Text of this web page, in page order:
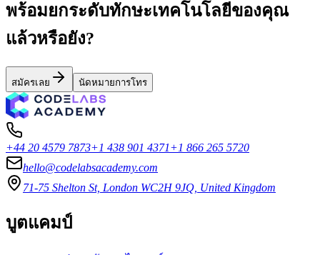
พร้อมยกระดับทักษะเทคโนโลยีของคุณ
แล้วหรือยัง?
สมัครเลย นัดหมายการโทร
+44 20 4579 7873+1 438 901 4371+1 866 265 5720
hello@codelabsacademy.com
71-75 Shelton St, London WC2H 9JQ, United Kingdom
บูตแคมป์